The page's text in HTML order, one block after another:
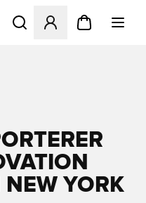
Åbner en Modal til at
YORK